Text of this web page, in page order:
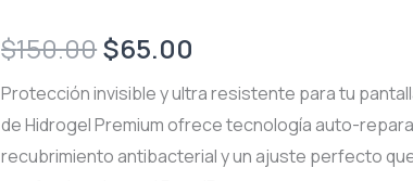
$150.00Original
price
was:
$65.00
price
is:
Protección invisible y ultra resistente para tu
de Hidrogel Premium ofrece tecnología auto-
recubrimiento antibacterial y un ajuste perfecto